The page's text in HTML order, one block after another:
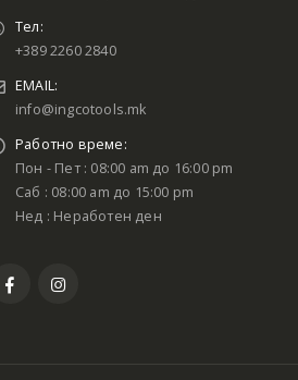
Тел:
+389 2260 2840
EMAIL:
info@ingcotools.mk
Работно време:
Пон - Пет : 08:00 am до 16:00 pm
Саб : 08:00 am до 15:00 pm
Нед : Неработен ден